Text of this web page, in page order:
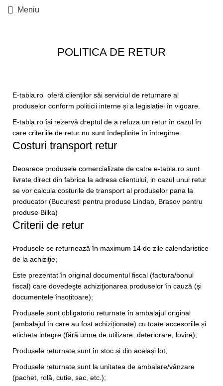
Meniu
POLITICA DE RETUR
E-tabla.ro oferă clienților săi serviciul de returnare al
produselor conform politicii interne și a legislației în vigoare.
E-tabla.ro își rezervă dreptul de a refuza un retur în cazul în
care criteriile de retur nu sunt îndeplinite în întregime.
Costuri transport retur
Deoarece produsele comercializate de catre e-tabla.ro sunt
livrate direct din fabrica la adresa clientului, in cazul unui retur
se vor calcula costurile de transport al produselor pana la
producator (Bucuresti pentru produse Lindab, Brasov pentru
produse Bilka)
Criterii de retur
Produsele se returnează în maximum 14 de zile calendaristice
de la achiziţie;
Este prezentat în original documentul fiscal (factura/bonul
fiscal) care dovedeşte achiziţionarea produselor în cauză (și
documentele însoțitoare);
Produsele sunt obligatoriu returnate în ambalajul original
(ambalajul în care au fost achiziționate) cu toate accesoriile și
eticheta integre (fără urme de utilizare, deteriorare, lovire);
Produsele returnate sunt în stoc și din același lot;
Produsele returnate sunt la unitatea de ambalare/vânzare
(pachet, rolă, cutie, sac, etc.);